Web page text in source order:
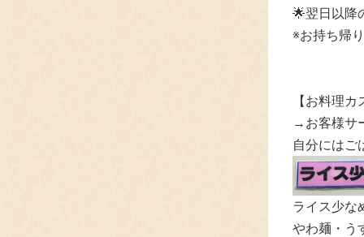
🌟翌日以降
※お持ち帰
【お料理
→お客様サ
自分にはご
ライス少な
やわ麺・う